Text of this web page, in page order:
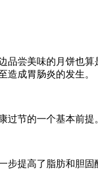
品尝美味的月饼也
成胃肠炎的发生。
过节的一个基本前提
提高了脂肪和胆